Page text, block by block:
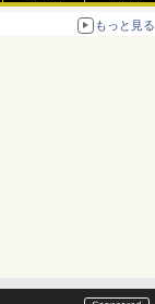
もっと見る